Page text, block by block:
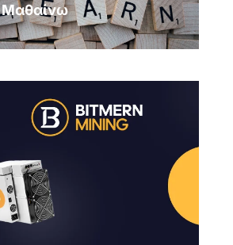
Μαθαίνω